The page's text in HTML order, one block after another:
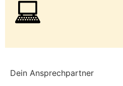
Dein Ansprechpartner